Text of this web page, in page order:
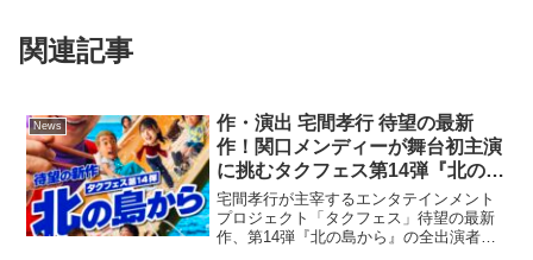
関連記事
News
作・演出 宅間孝行 待望の最新
作！関口メンディーが舞台初主演
に挑むタクフェス第14弾『北の島
から』出演者解禁！
宅間孝行が主宰するエンタテインメント
プロジェクト「タクフェス」待望の最新
作、第14弾『北の島から』の全出演者を